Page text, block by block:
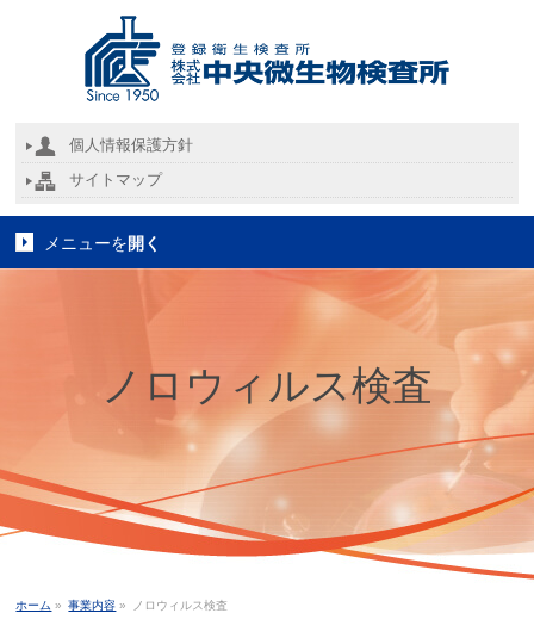
個人情報保護方針
サイトマップ
メニューを開く
ノロウィルス検査
ホーム » 事業内容 » ノロウィルス検査